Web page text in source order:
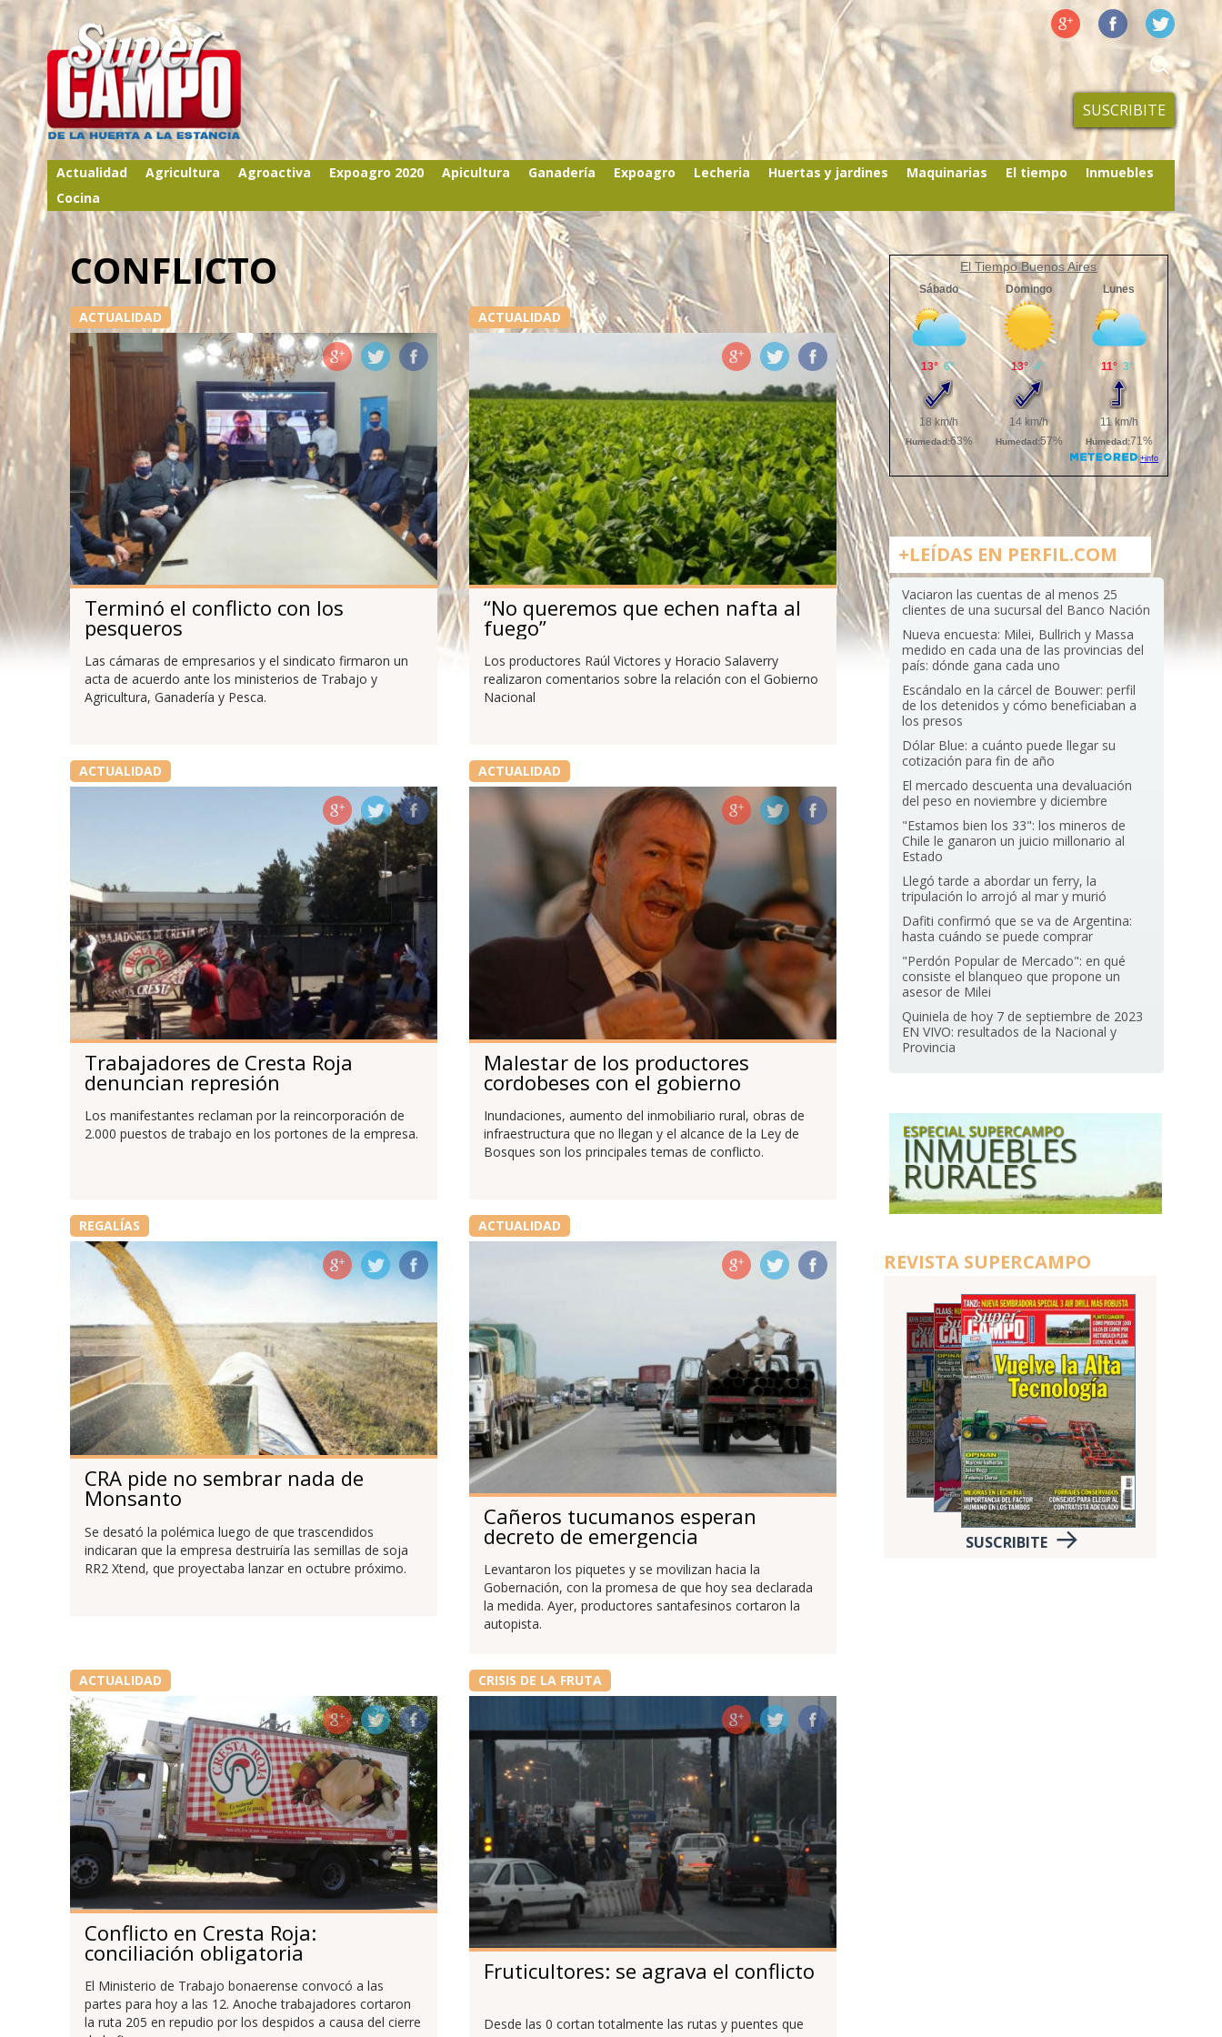
SUSCRIBITE
Actualidad Agricultura Agroactiva Expoagro 2020 Apicultura Ganadería Expoagro Lecheria Huertas y jardines Maquinarias El tiempo
Inmuebles
Cocina
CONFLICTO
ACTUALIDAD
Terminó el conflicto con los
pesqueros
Las cámaras de empresarios y el sindicato firmaron un
acta de acuerdo ante los ministerios de Trabajo y
Agricultura, Ganadería y Pesca.
ACTUALIDAD
“No queremos que echen nafta al
fuego”
Los productores Raúl Victores y Horacio Salaverry
realizaron comentarios sobre la relación con el Gobierno
Nacional
ACTUALIDAD
Trabajadores de Cresta Roja
denuncian represión
Los manifestantes reclaman por la reincorporación de
2.000 puestos de trabajo en los portones de la empresa.
ACTUALIDAD
Malestar de los productores
cordobeses con el gobierno
Inundaciones, aumento del inmobiliario rural, obras de
infraestructura que no llegan y el alcance de la Ley de
Bosques son los principales temas de conflicto.
REGALÍAS
CRA pide no sembrar nada de
Monsanto
Se desató la polémica luego de que trascendidos
indicaran que la empresa destruiría las semillas de soja
RR2 Xtend, que proyectaba lanzar en octubre próximo.
ACTUALIDAD
Cañeros tucumanos esperan
decreto de emergencia
Levantaron los piquetes y se movilizan hacia la
Gobernación, con la promesa de que hoy sea declarada
la medida. Ayer, productores santafesinos cortaron la
autopista.
ACTUALIDAD
Conflicto en Cresta Roja:
conciliación obligatoria
El Ministerio de Trabajo bonaerense convocó a las
partes para hoy a las 12. Anoche trabajadores cortaron
la ruta 205 en repudio por los despidos a causa del cierre
CRISIS DE LA FRUTA
Fruticultores: se agrava el conflicto
Desde las 0 cortan totalmente las rutas y puentes que
El Tiempo Buenos Aires
+LEÍDAS EN PERFIL.COM
Vaciaron las cuentas de al menos 25
clientes de una sucursal del Banco Nación
Nueva encuesta: Milei, Bullrich y Massa
medido en cada una de las provincias del
país: dónde gana cada uno
Escándalo en la cárcel de Bouwer: perfil
de los detenidos y cómo beneficiaban a
los presos
Dólar Blue: a cuánto puede llegar su
cotización para fin de año
El mercado descuenta una devaluación
del peso en noviembre y diciembre
"Estamos bien los 33": los mineros de
Chile le ganaron un juicio millonario al
Estado
Llegó tarde a abordar un ferry, la
tripulación lo arrojó al mar y murió
Dafiti confirmó que se va de Argentina:
hasta cuándo se puede comprar
"Perdón Popular de Mercado": en qué
consiste el blanqueo que propone un
asesor de Milei
Quiniela de hoy 7 de septiembre de 2023
EN VIVO: resultados de la Nacional y
Provincia
REVISTA SUPERCAMPO
SUSCRIBITE